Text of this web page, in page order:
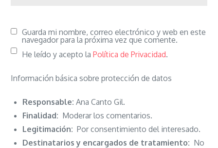
Guarda mi nombre, correo electrónico y web en este
navegador para la próxima vez que comente.
He leído y acepto laPolítica de Privacidad.
Información básica sobre protección de datos
Responsable: Ana Canto Gil.
Finalidad: Moderar los comentarios.
Legitimación: Por consentimiento del interesado.
Destinatarios y encargados de tratamiento: No